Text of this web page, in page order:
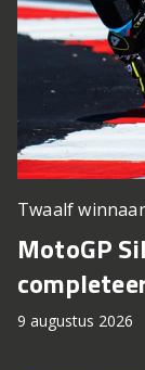
Twaalf
MotoGP
9 augustus 2026